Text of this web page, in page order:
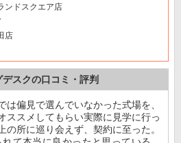
ンドスクエア店
店
スクの口コミ・評判
は偏見で選んでいなかった式場を、
ススメしてもらい実際に見学に行っ
の所に巡り会えず、契約に至った。